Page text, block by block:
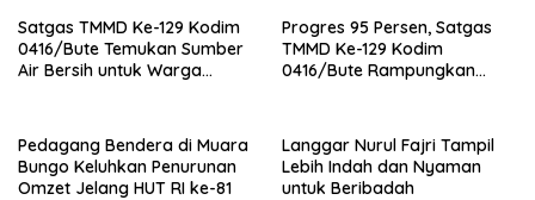
Satgas TMMD Ke-129 Kodim
0416/Bute Temukan Sumber
Air Bersih untuk Warga
Progres 95 Persen, Satgas
TMMD Ke-129 Kodim
0416/Bute Rampungkan
Pedagang Bendera di Muara
Bungo Keluhkan Penurunan
Omzet Jelang HUT RI ke-81
Langgar Nurul Fajri Tampil
Lebih Indah dan Nyaman
untuk Beribadah